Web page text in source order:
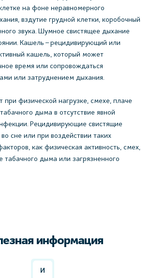
на фоне неравномерного
вздутие грудной клетки, коробочный
звука. Шумное свистящее дыхание
Кашель – рецидивирующий или
кашель, который может
время или сопровождаться
или затруднением дыхания.
при физической нагрузке, смехе, плаче
дыма в отсутствие явной
Рецидивирующие свистящие
сне или при воздействии таких
как физическая активность, смех,
табачного дыма или загрязненного
информация
И